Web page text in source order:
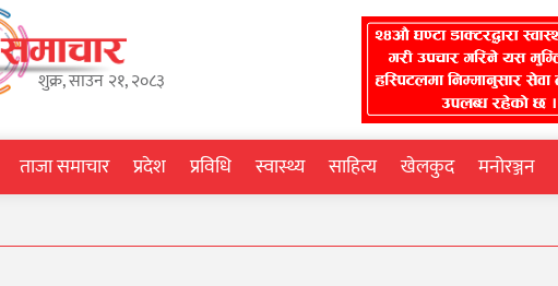
शुक्र, साउन २१, २०८३
ताजा समाचार प्रदेश प्रविधि स्वास्थ्य साहित्य खेलकुद मनोरञ्जन